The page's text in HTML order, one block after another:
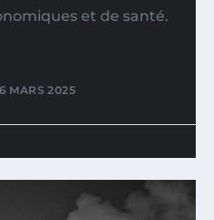
et de santé.
MARS 2025